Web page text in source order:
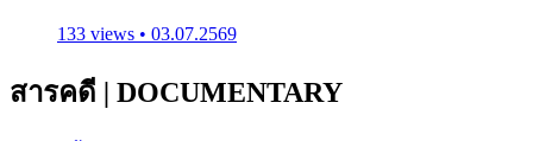
133 views • 03.07.2569
สารคดี | DOCUMENTARY